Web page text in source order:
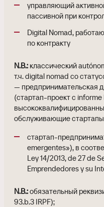
управляющий
пассивной при
Digital Nomad,
по контракту
N.B.: классический
т.ч. digital nomad со
— предпринимательская
(стартап-проект с informe
обслуживающие
стартап-
emergentes»), в
Ley 14/2013, de 27 de
Emprendedores y su
N.B.:обязательный
93.b.3 IRPF);